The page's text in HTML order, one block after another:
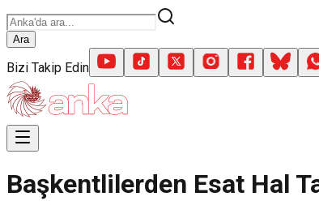
Ara
Bizi Takip Edin
Başkentlilerden Esat Hal